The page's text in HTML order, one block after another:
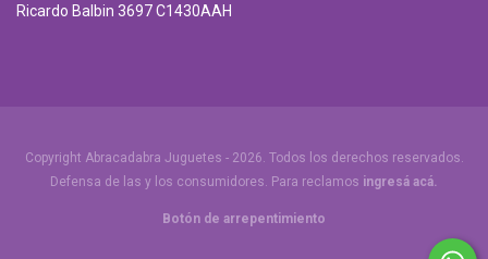
Ricardo Balbin 3697 C1430AAH
Copyright Abracadabra Juguetes - 2026. Todos los derechos reservados.
Defensa de las y los consumidores. Para reclamos ingresá acá.
Botón de arrepentimiento